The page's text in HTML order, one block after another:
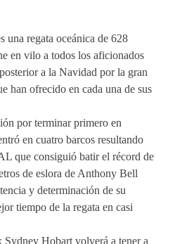
una regata oceánica de 628
en vilo a todos los aficionados
a la Navidad por la gran
han ofrecido en cada una de sus
por terminar primero en
en cuatro barcos resultando
que consiguió batir el récord de
de eslora de Anthony Bell
y determinación de su
tiempo de la regata en casi
Hobart volverá a tener a